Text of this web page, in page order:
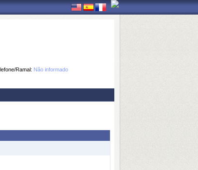
Ramal: Não informado